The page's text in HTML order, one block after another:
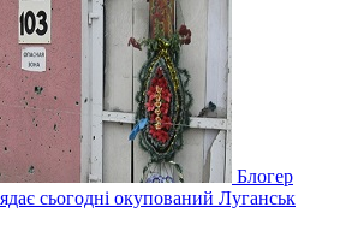
Блогер
сьогодні окупований Луганськ